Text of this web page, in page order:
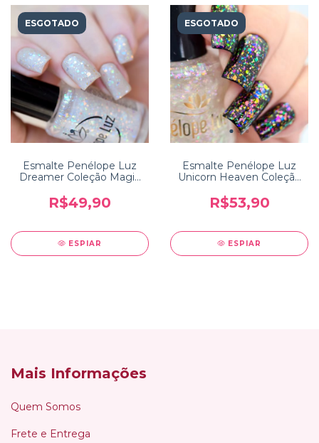
ESGOTADO
Esmalte Penélope Luz
Dreamer Coleção Magic
R$49,90
ESPIAR
ESGOTADO
Esmalte Penélope Luz
Unicorn Heaven Coleção
R$53,90
ESPIAR
Mais Informações
Quem Somos
Frete e Entrega